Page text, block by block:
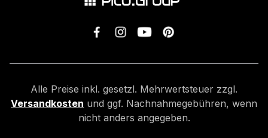
Alle Preise inkl. gesetzl. Mehrwertsteuer zzgl.
Versandkosten und ggf. Nachnahmegebühren, wenn
nicht anders angegeben.